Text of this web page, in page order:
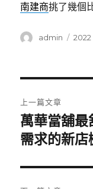
南建商挑了幾個
作
admin
發
2022
章
導
覽
上一篇文章
上
一
文
章:
萬華當舖
需求的新店